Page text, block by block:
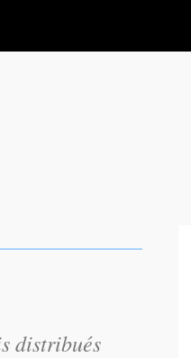
distribués